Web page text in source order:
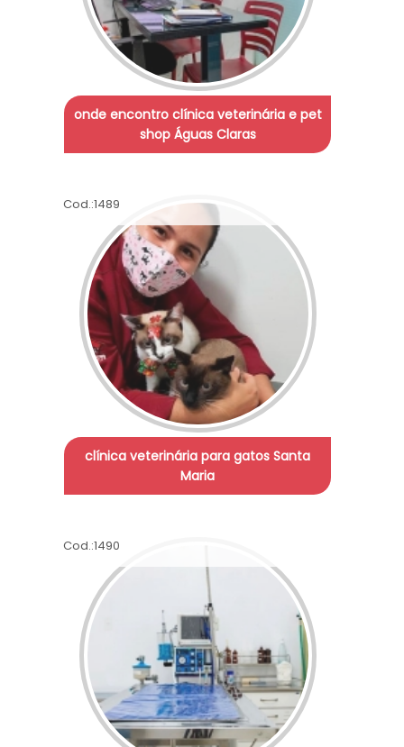
onde encontro clínica veterinária e pet
shop Águas Claras
Cod.:1489
clínica veterinária para gatos Santa
Maria
Cod.:1490